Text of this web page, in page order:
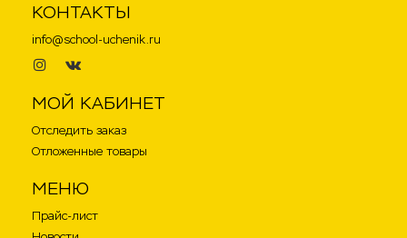
КОНТАКТЫ
info@school-uchenik.ru
МОЙ КАБИНЕТ
Отследить заказ
Отложенные товары
МЕНЮ
Прайс-лист